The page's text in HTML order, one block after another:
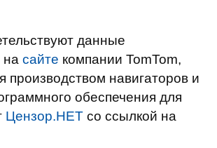
данные
на сайте компании TomTom,
навигаторов и
обеспечения для
Цензор.НЕТ со ссылкой на